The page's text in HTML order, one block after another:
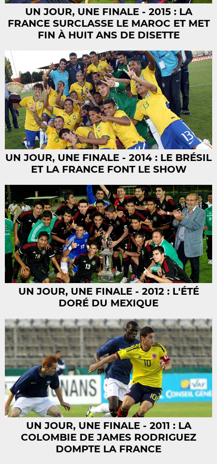
UN JOUR, UNE FINALE - 2015 : LA
FRANCE SURCLASSE LE MAROC ET MET
FIN À HUIT ANS DE DISETTE
UN JOUR, UNE FINALE - 2014 : LE BRÉSIL
ET LA FRANCE FONT LE SHOW
UN JOUR, UNE FINALE - 2012 : L'ÉTÉ
DORÉ DU MEXIQUE
UN JOUR, UNE FINALE - 2011 : LA
COLOMBIE DE JAMES RODRIGUEZ
DOMPTE LA FRANCE